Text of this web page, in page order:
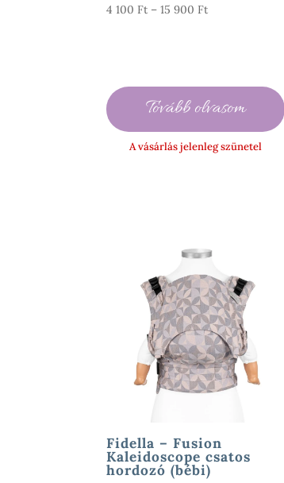
4 100 Ft – 15 900 FtÁrtartomány:
900 Ft
Tovább olvasom
A vásárlás jelenleg szünetel
Fidella – Fusion
Kaleidoscope csatos
hordozó (bébi)